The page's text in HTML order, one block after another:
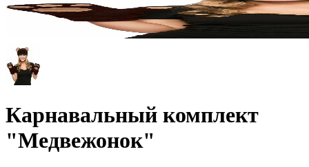
Карнавальный комплект
"Медвежонок"